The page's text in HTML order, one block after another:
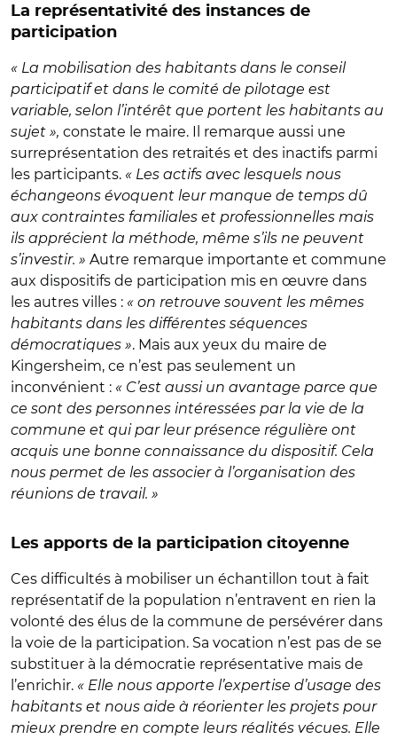
La représentativité des instances de
participation
« La mobilisation des habitants dans le conseil
participatif et dans le comité de pilotage est
variable, selon l’intérêt que portent les habitants au
sujet », constate le maire. Il remarque aussi une
surreprésentation des retraités et des inactifs parmi
les participants. « Les actifs avec lesquels nous
échangeons évoquent leur manque de temps dû
aux contraintes familiales et professionnelles mais
ils apprécient la méthode, même s’ils ne peuvent
s’investir. » Autre remarque importante et commune
aux dispositifs de participation mis en œuvre dans
les autres villes : « on retrouve souvent les mêmes
habitants dans les différentes séquences
démocratiques ». Mais aux yeux du maire de
Kingersheim, ce n’est pas seulement un
inconvénient : « C’est aussi un avantage parce que
ce sont des personnes intéressées par la vie de la
commune et qui par leur présence régulière ont
acquis une bonne connaissance du dispositif. Cela
nous permet de les associer à l’organisation des
réunions de travail. »
Les apports de la participation citoyenne
Ces difficultés à mobiliser un échantillon tout à fait
représentatif de la population n’entravent en rien la
volonté des élus de la commune de persévérer dans
la voie de la participation. Sa vocation n’est pas de se
substituer à la démocratie représentative mais de
l’enrichir. « Elle nous apporte l’expertise d’usage des
habitants et nous aide à réorienter les projets pour
mieux prendre en compte leurs réalités vécues. Elle